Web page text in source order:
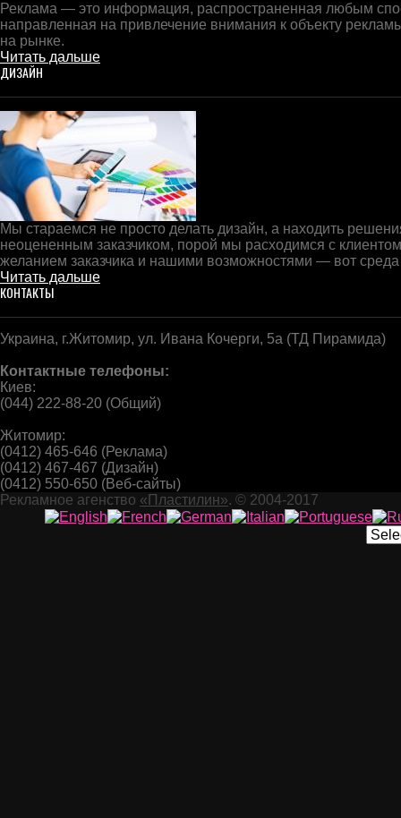
Реклама — это информация, распространенная любым
направленная на привлечение внимания к объекту
на рынке.
Читать дальше
ДИЗАЙН
Мы стараемся не просто делать дизайн, а находить
неоцененным заказчиком, порой мы расходимся с
желанием заказчика и нашими возможностями — вот
Читать дальше
КОНТАКТЫ
Украина, г.Житомир, ул. Ивана Кочерги, 5а (ТД Пирамида)
Контактные телефоны:
Киев:
(044) 222-88-20 (Общий)
Житомир:
(0412) 465-646 (Реклама)
(0412) 467-467 (Дизайн)
(0412) 550-650 (Веб-сайты)
Рекламное агенство «Пластилин». © 2004-2017